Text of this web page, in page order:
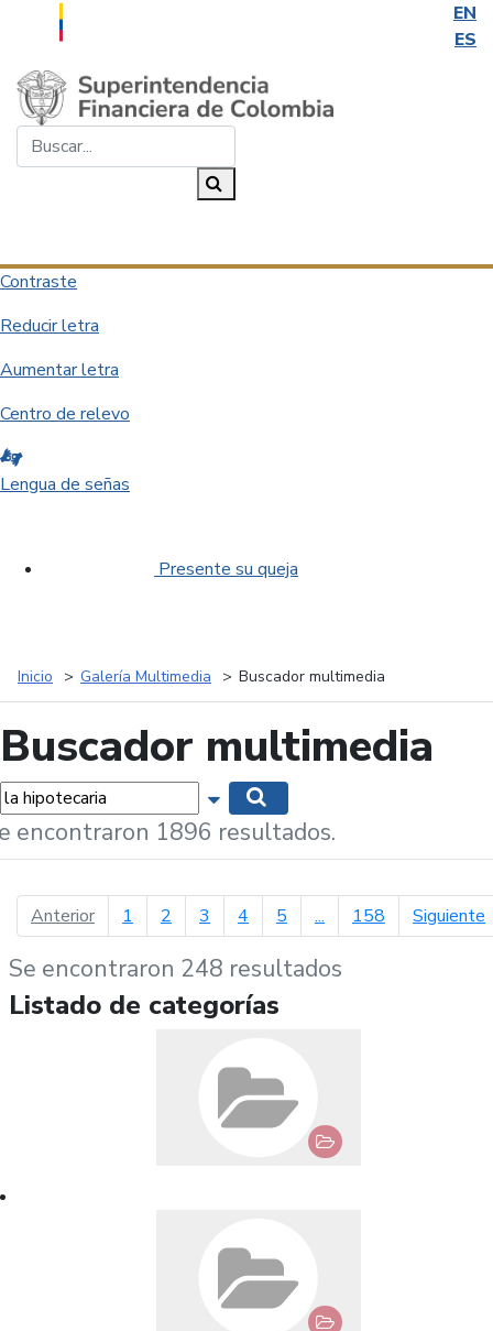
EN
ES
Saltar al contenido principal
Contraste
Reducir letra
Aumentar letra
Centro de relevo
Lengua de señas
Presente su queja
Inicio Galería Multimedia Buscador multimedia
Buscador multimedia
Mostrar opciones de búsqueda
encontraron 1896 resultados.
Anteriorpágina anterior
1 2 3 4 5 ... 158 Siguiente
Se encontraron 248 resultados
Listado de categorías